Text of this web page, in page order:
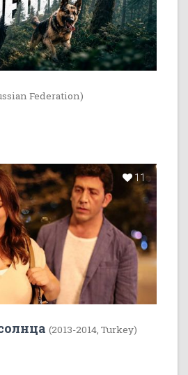
Federation)
11
(2013-2014, Turkey)